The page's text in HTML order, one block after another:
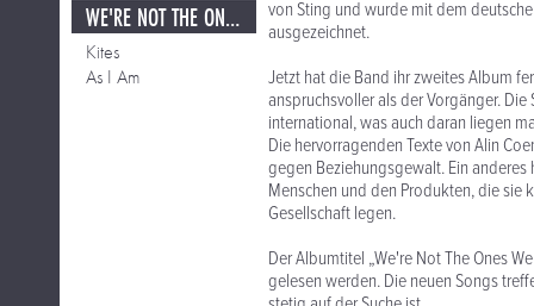
WE'RE NOT THE ONES WE THOUGHT WE WERE
Kites
As I Am
von Sting und wurde mit dem
ausgezeichnet.
Jetzt hat die Band ihr zweites Album
anspruchsvoller als der Vorgänger.
international, was auch daran liegen
Die hervorragenden Texte von Alin
gegen Beziehungsgewalt. Ein
Menschen und den Produkten, die sie
Gesellschaft legen.
Der Albumtitel „We're Not The Ones
gelesen werden. Die neuen Songs